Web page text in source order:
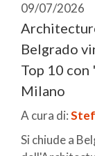
09/07/2026
Belgrado
Top 10
Milano
A cura di:
Si chiude a